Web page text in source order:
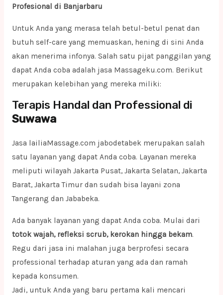
Profesional di Banjarbaru
Untuk Anda yang merasa telah betul-betul penat dan
butuh self-care yang memuaskan, hening di sini Anda
akan menerima infonya. Salah satu pijat panggilan yang
dapat Anda coba adalah jasa Massageku.com. Berikut
merupakan kelebihan yang mereka miliki:
Terapis Handal dan Professional di
Suwawa
Jasa lailiaMassage.com jabodetabek merupakan salah
satu layanan yang dapat Anda coba. Layanan mereka
meliputi wilayah Jakarta Pusat, Jakarta Selatan, Jakarta
Barat, Jakarta Timur dan sudah bisa layani zona
Tangerang dan Jababeka.
Ada banyak layanan yang dapat Anda coba. Mulai dari
totok wajah, refleksi scrub, kerokan hingga bekam.
Regu dari jasa ini malahan juga berprofesi secara
professional terhadap aturan yang ada dan ramah
kepada konsumen.
Jadi, untuk Anda yang baru pertama kali mencari